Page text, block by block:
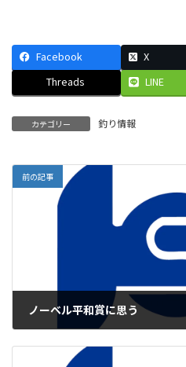
Facebook X
Threads
LINE
カテゴリー 釣り情報
前の記事
ノーベル平和賞に思う